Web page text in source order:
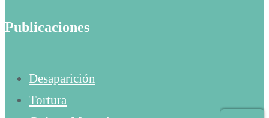
Publicaciones
Desaparición
Tortura